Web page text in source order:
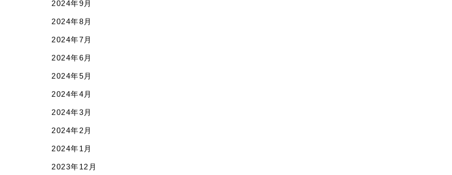
2024年9月
2024年8月
2024年7月
2024年6月
2024年5月
2024年4月
2024年3月
2024年2月
2024年1月
2023年12月